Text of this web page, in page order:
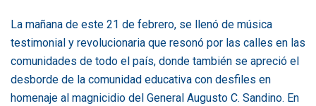
La mañana de este 21 de febrero, se llenó de música
testimonial y revolucionaria que resonó por las calles en las
comunidades de todo el país, donde también se apreció el
desborde de la comunidad educativa con desfiles en
homenaje al magnicidio del General Augusto C. Sandino. En